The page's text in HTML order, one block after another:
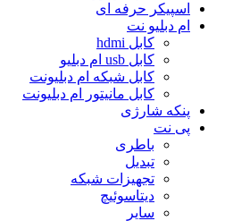
اسپیکر حرفه ای
ام دبلیو نت
کابل hdmi
کابل usb ام دبلیو
کابل شبکه ام دبلیونت
کابل مانیتور ام دبلیونت
پنکه شارژی
پی نت
باطری
تبدیل
تجهیزات شبکه
دیتاسوئیچ
سایر